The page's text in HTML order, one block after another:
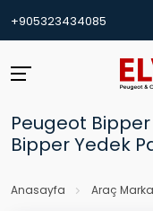
+905323434085
Peugeot
Bipper Yedek
Anasayfa Araç